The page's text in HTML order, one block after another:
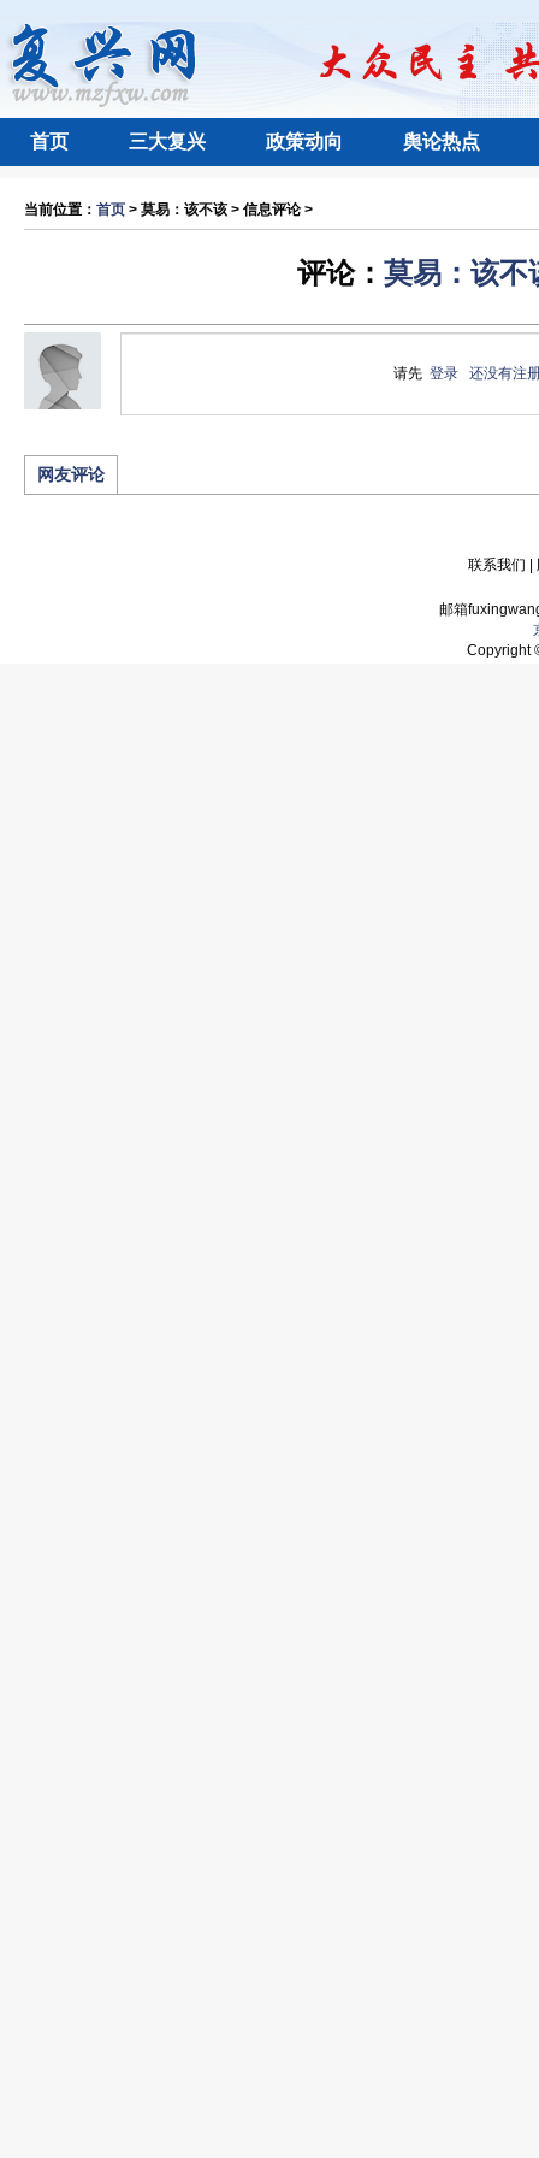
首页 三大复兴 政策动向 舆论热点
当前位置： 首页 > 莫易：该不该 > 信息评论 >
评论： 莫易：该不
请先登录 还没有注
网友评论
联系我们
邮箱
Copyright